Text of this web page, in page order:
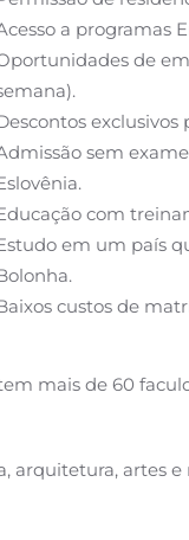
a programas
de
exclusivos
sem
com
em um país
custos de
mais de 60
arquitetura, artes